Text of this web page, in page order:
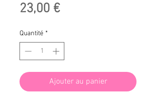
23,00 €Prix
Quantité *
Ajouter au panier